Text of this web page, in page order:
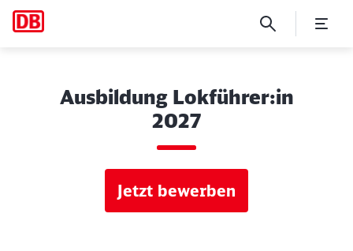
Ausbildung Lokführer:in
2027
Jetzt bewerben